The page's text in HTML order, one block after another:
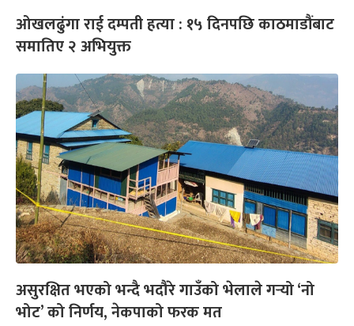
ओखलढुंगा राई दम्पती हत्या : १५ दिनपछि काठमाडौंबाट
समातिए २ अभियुक्त
असुरक्षित भएको भन्दै भदौरे गाउँको भेलाले गर्‍यो ‘नो
भोट’ को निर्णय, नेकपाको फरक मत